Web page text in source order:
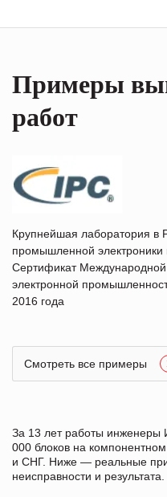
Примеры
работ
Крупнейшая лаборатория в
промышленной электроники
Сертификат Международной
электронной
2016 года
Смотреть все примеры
За 13 лет работы инженеры
000 блоков на
и СНГ. Ниже — реальные
неисправности и результата.